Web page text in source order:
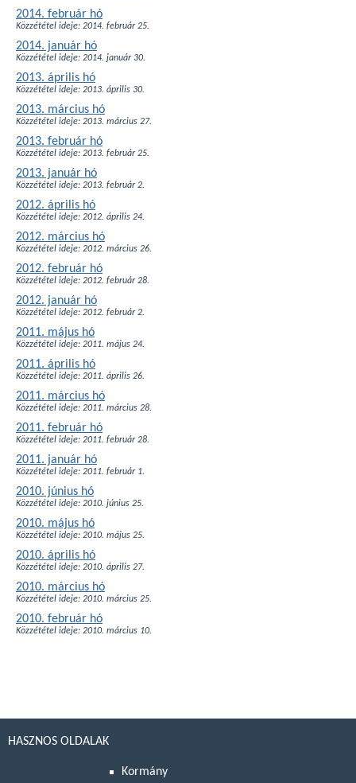
2014. február hó
Közzététel ideje: 2014. február 25.
2014. január hó
Közzététel ideje: 2014. január 30.
2013. április hó
Közzététel ideje: 2013. április 30.
2013. március hó
Közzététel ideje: 2013. március 27.
2013. február hó
Közzététel ideje: 2013. február 25.
2013. január hó
Közzététel ideje: 2013. február 2.
2012. április hó
Közzététel ideje: 2012. április 24.
2012. március hó
Közzététel ideje: 2012. március 26.
2012. február hó
Közzététel ideje: 2012. február 28.
2012. január hó
Közzététel ideje: 2012. február 2.
2011. május hó
Közzététel ideje: 2011. május 24.
2011. április hó
Közzététel ideje: 2011. április 26.
2011. március hó
Közzététel ideje: 2011. március 28.
2011. február hó
Közzététel ideje: 2011. február 28.
2011. január hó
Közzététel ideje: 2011. február 1.
2010. június hó
Közzététel ideje: 2010. június 25.
2010. május hó
Közzététel ideje: 2010. május 25.
2010. április hó
Közzététel ideje: 2010. április 27.
2010. március hó
Közzététel ideje: 2010. március 25.
2010. február hó
Közzététel ideje: 2010. március 10.
HASZNOS OLDALAK
Kormány